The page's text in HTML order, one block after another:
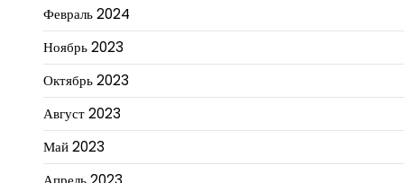
Февраль 2024
Ноябрь 2023
Октябрь 2023
Август 2023
Май 2023